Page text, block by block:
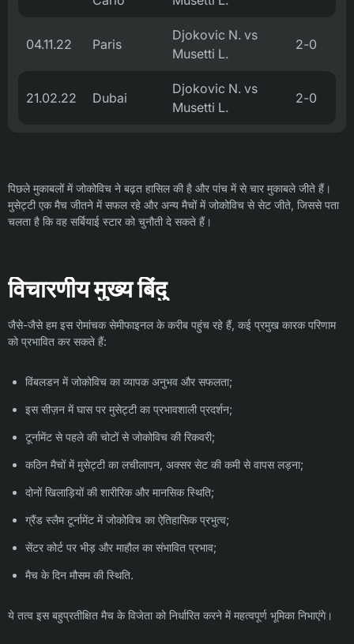
04.11.22 Paris
Djokovic N. vs
Musetti L.
2-0
21.02.22 Dubai
Djokovic N. vs
Musetti L.
2-0
पिछले मुकाबलों में जोकोविच ने बढ़त हासिल की है और पांच में से चार मुकाबले जीते हैं।
मुसेट्टी एक मैच जीतने में सफल रहे और अन्य मैचों में जोकोविच से सेट जीते, जिससे पता
चलता है कि वह सर्बियाई स्टार को चुनौती दे सकते हैं।
विचारणीय मुख्य बिंदु
जैसे-जैसे हम इस रोमांचक सेमीफाइनल के करीब पहुंच रहे हैं, कई प्रमुख कारक परिणाम
को प्रभावित कर सकते हैं:
विंबलडन में जोकोविच का व्यापक अनुभव और सफलता;
इस सीज़न में घास पर मुसेट्टी का प्रभावशाली प्रदर्शन;
टूर्नामेंट से पहले की चोटों से जोकोविच की रिकवरी;
कठिन मैचों में मुसेट्टी का लचीलापन, अक्सर सेट की कमी से वापस लड़ना;
दोनों खिलाड़ियों की शारीरिक और मानसिक स्थिति;
ग्रैंड स्लैम टूर्नामेंट में जोकोविच का ऐतिहासिक प्रभुत्व;
सेंटर कोर्ट पर भीड़ और माहौल का संभावित प्रभाव;
मैच के दिन मौसम की स्थिति.
ये तत्व इस बहुप्रतीक्षित मैच के विजेता को निर्धारित करने में महत्वपूर्ण भूमिका निभाएंगे।